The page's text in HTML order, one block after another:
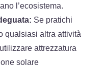
l’ecosistema.
Se pratichi
qualsiasi altra attività
attrezzatura
solare